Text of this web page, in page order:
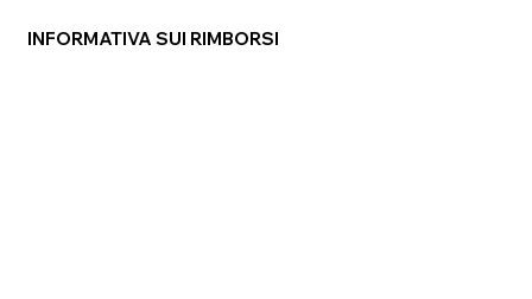
INFORMATIVA SUI RIMBORSI